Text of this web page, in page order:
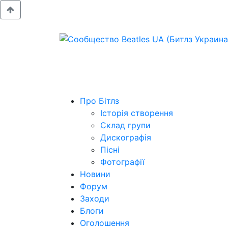
Про Бітлз
Історія створення
Склад групи
Дискографія
Пісні
Фотографії
Новини
Форум
Заходи
Блоги
Оголошення